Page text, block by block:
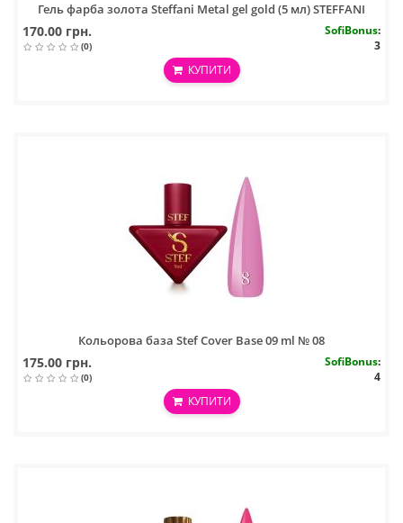
Гель фарба золота Steffani Metal gel gold (5 мл) STEFFANI
170.00 грн.
(0)
SofiBonus:
3
КУПИТИ
Кольорова база Stef Cover Base 09 ml № 08
175.00 грн.
(0)
SofiBonus:
4
КУПИТИ